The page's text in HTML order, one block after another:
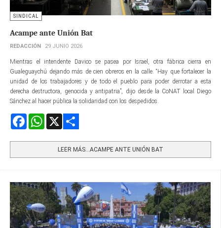
SINDICAL
Acampe ante Unión Bat
REDACCIÓN 29 JUNIO 2026
Mientras el intendente Davico se pasea por Israel, otra fábrica cierra en
Gualeguaychú dejando más de cien obreros en la calle. “Hay que fortalecer la
unidad de los trabajadores y de todo el pueblo para poder derrotar a esta
derecha destructora, genocida y antipatria”, dijo desde la CoNAT local Diego
Sánchez al hacer pública la solidaridad con los despedidos.
FacebookWhatsApp
LEER MÁS…ACAMPE ANTE UNIÓN BAT